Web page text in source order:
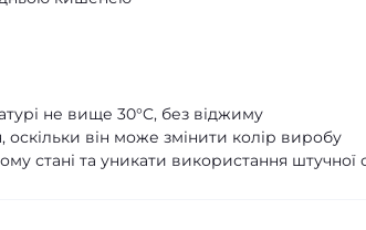
не вище 30°C, без віджиму
він може змінити колір виробу
стані та уникати використання штучної